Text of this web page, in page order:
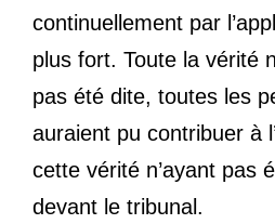
continuellement par
plus fort. Toute la vérité
pas été dite, toutes les
auraient pu contribuer à
cette vérité n’ayant pas
devant le tribunal.